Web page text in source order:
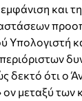
και
Υπολογιστή
δεκτό ότι ο
μεταξύ των